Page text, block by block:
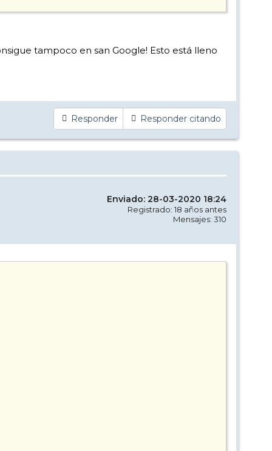
tampoco en san Google! Esto está lleno
Responder Responder citando
Enviado: 28-03-2020 18:24
Registrado: 18 años antes
Mensajes: 310